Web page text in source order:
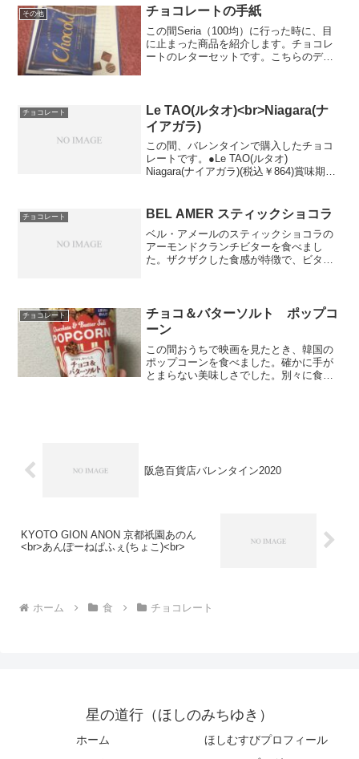
だ、個人的に1番美味しいと思ったのは、
薄く焼かれた...
その他 チョコレートの手紙
この間Seria（100均）に行った時に、目
に止まった商品を紹介します。チョコレ
ートのレターセットです。こちらのデザ
た。私は、一番...
チョコレート
Le TAO(ルタオ)<br>Niagara(ナ
イアガラ)
この間、バレンタインで購入したチョコ
レートです。●Le TAO(ルタオ)
Niagara(ナイアガラ)(税込￥864)賞味期限:
間に香る、マスカットの爽やかな甘い香
チョコレート BEL AMER スティックショコラ
ベル・アメールのスティックショコラの
アーモンドクランチビターを食べまし
た。ザクザクした食感が特徴で、ビター
チョコレート
チョコ＆バターソルト ポップコ
ーン
この間おうちで映画を見たとき、韓国の
ポップコーンを食べました。確かに手が
とまらない美味しさでした。別々に食べ
阪急百貨店バレンタイン2020
KYOTO GION ANON 京都祇園あのん
<br>あんぽーねぱふぇ(ちょこ)<br>
ホーム 食 チョコレート
星の道行（ほしのみちゆき）
ホーム
ほしむすびプロフィール